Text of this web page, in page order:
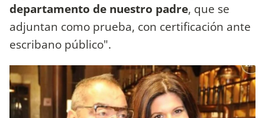
departamento de nuestro padre, que se
adjuntan como prueba, con certificación ante
escribano público".